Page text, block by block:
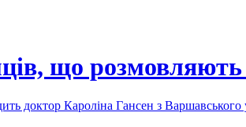
що
доктор Кароліна Гансен з Варшавського